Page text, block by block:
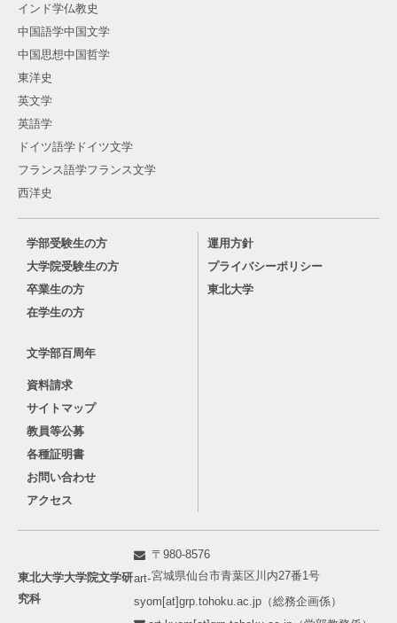
インド学仏教史
中国語学中国文学
中国思想中国哲学
東洋史
英文学
英語学
ドイツ語学ドイツ文学
フランス語学フランス文学
西洋史
学部受験生の方
大学院受験生の方
卒業生の方
在学生の方
文学部百周年
資料請求
サイトマップ
教員等公募
各種証明書
お問い合わせ
アクセス
運用方針
プライバシーポリシー
東北大学
東北大学大学院文学研
究科
〒980-8576
宮城県仙台市青葉区川内27番1号
art-
syom[at]grp.tohoku.ac.jp（総務企画係）